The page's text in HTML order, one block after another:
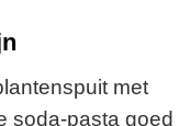
met
soda-pasta goed